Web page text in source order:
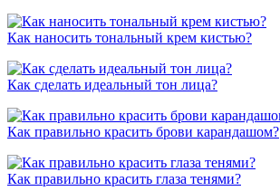
Как наносить тональный крем кистью?
Как сделать идеальный тон лица?
Как правильно красить брови карандашом?
Как правильно красить глаза тенями?